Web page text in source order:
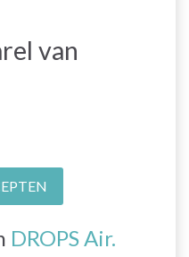
van
DROPS Air.